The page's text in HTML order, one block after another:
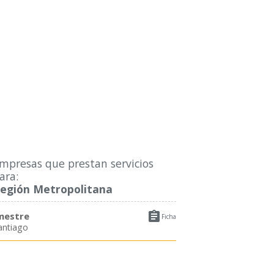
que prestan servicios
Metropolitana
 Ficha